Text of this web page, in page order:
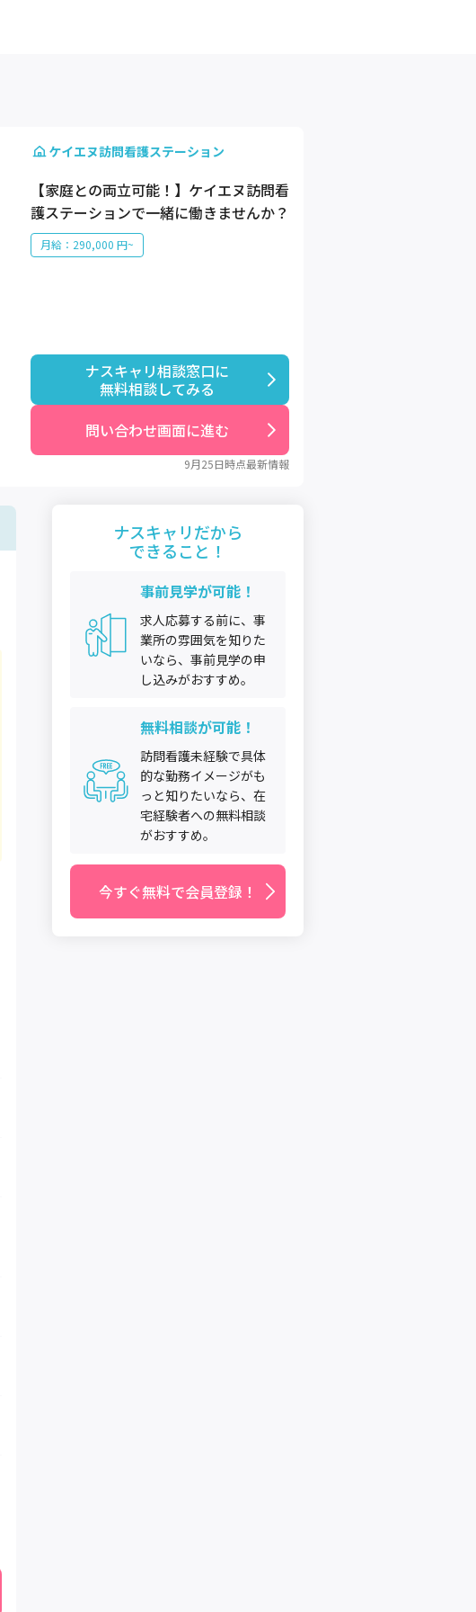
ケイエヌ訪問看護ステーション
【家庭との両立可能！】ケイエヌ訪問看
護ステーションで一緒に働きませんか？
月給：290,000 円~
ナスキャリ相談窓口に
無料相談してみる
問い合わせ画面に進む
9月25日時点最新情報
ナスキャリだから
できること！
事前見学が可能！
求人応募する前に、事
業所の雰囲気を知りた
いなら、事前見学の申
し込みがおすすめ。
無料相談が可能！
訪問看護未経験で具体
的な勤務イメージがも
っと知りたいなら、在
宅経験者への無料相談
がおすすめ。
今すぐ無料で会員登録！